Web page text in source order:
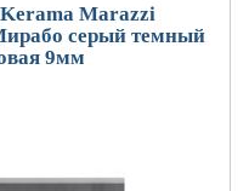
Marazzi
серый темный
9мм